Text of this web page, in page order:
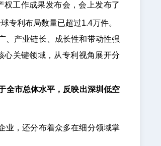
权工作成果发布会，会上发布了
专利布局数量已超过1.4万件。
产业链长、成长性和带动性强
心关键领域，从专利视角展开分
全市总体水平，反映出深圳低空
，还分布着众多在细分领域掌